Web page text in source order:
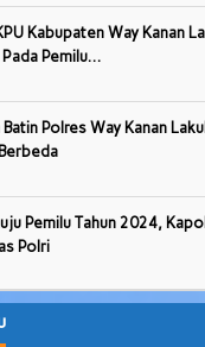
Kabupaten Way Kanan
Pemilu…
Polres Way Kanan
Pemilu Tahun 2024,
Polri